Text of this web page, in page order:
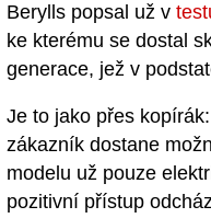
Berylls popsal už v
ke kterému se dostal
generace, jež v
Je to jako přes
zákazník dostane
modelu už pouze
pozitivní přístup